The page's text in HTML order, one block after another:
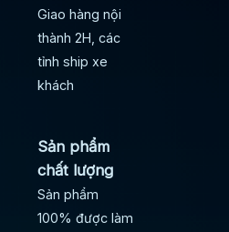
Giao hàng nội
thành 2H, các
tỉnh ship xe
khách
Sản phẩm
chất lượng
Sản phẩm
100% được làm